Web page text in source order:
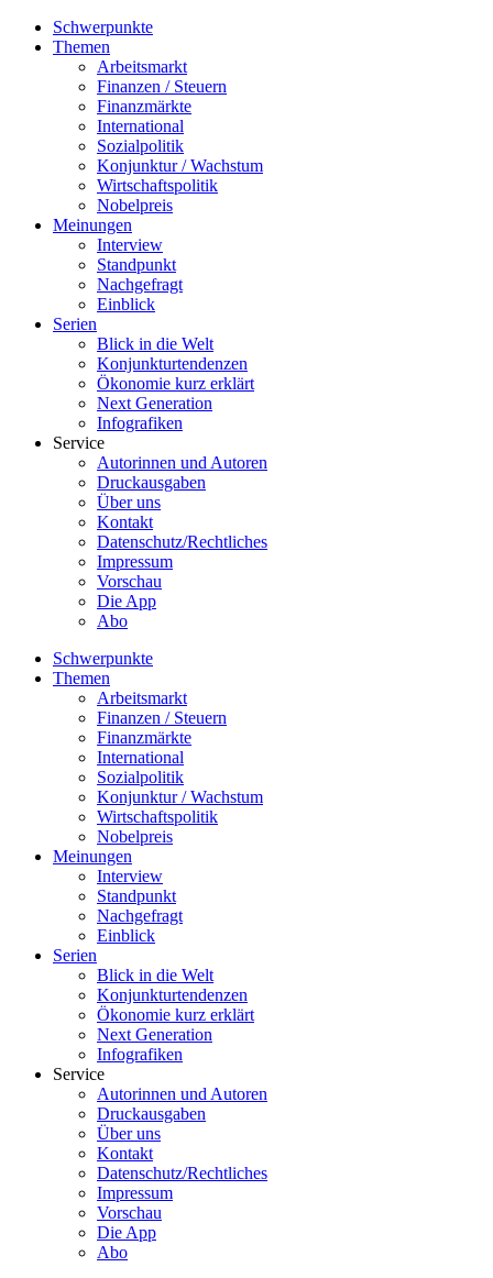
Schwerpunkte
Themen
Arbeitsmarkt
Finanzen / Steuern
Finanzmärkte
International
Sozialpolitik
Konjunktur / Wachstum
Wirtschaftspolitik
Nobelpreis
Meinungen
Interview
Standpunkt
Nachgefragt
Einblick
Serien
Blick in die Welt
Konjunkturtendenzen
Ökonomie kurz erklärt
Next Generation
Infografiken
Service
Autorinnen und Autoren
Druckausgaben
Über uns
Kontakt
Datenschutz/Rechtliches
Impressum
Vorschau
Die App
Abo
Schwerpunkte
Themen
Arbeitsmarkt
Finanzen / Steuern
Finanzmärkte
International
Sozialpolitik
Konjunktur / Wachstum
Wirtschaftspolitik
Nobelpreis
Meinungen
Interview
Standpunkt
Nachgefragt
Einblick
Serien
Blick in die Welt
Konjunkturtendenzen
Ökonomie kurz erklärt
Next Generation
Infografiken
Service
Autorinnen und Autoren
Druckausgaben
Über uns
Kontakt
Datenschutz/Rechtliches
Impressum
Vorschau
Die App
Abo